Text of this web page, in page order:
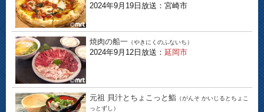
2024年9月19日放送：宮崎市
焼肉の船一 （やきにくのふないち）
2024年9月12日放送： 延岡市
元祖 貝汁とちょこっと鮨 （がんそ かいじるとちょこ
っとずし）